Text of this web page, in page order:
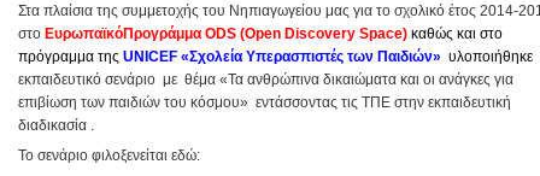
Στα πλαίσια της συμμετοχής του Νηπιαγωγείου μας για το σχολικό έτος 2014-
στο ΕυρωπαϊκόΠρογράμμα ODS (Open Discovery Space) καθώς και στο
πρόγραμμα της UNICEF «Σχολεία Υπερασπιστές των Παιδιών» υλοποιήθηκε
εκπαιδευτικό σενάριο με θέμα «Τα ανθρώπινα δικαιώματα και οι ανάγκες για
επιβίωση των παιδιών του κόσμου» εντάσσοντας τις ΤΠΕ στην εκπαιδευτική
διαδικασία .
Το σενάριο φιλοξενείται εδώ: